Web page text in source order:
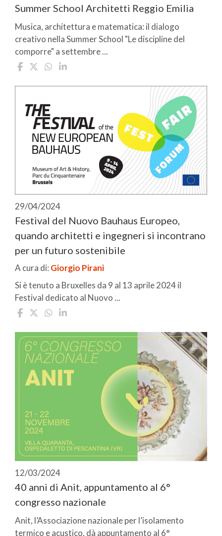
Summer School Architetti Reggio Emilia
Musica, architettura e matematica: il dialogo
creativo nella Summer School "Le discipline del
comporre" a settembre ...
29/04/2024
Festival del Nuovo Bauhaus Europeo,
quando architetti e ingegneri si incontrano
per un futuro sostenibile
A cura di: Giorgio Pirani
Si è tenuto a Bruxelles da 9 al 13 aprile 2024 il
Festival dedicato al Nuovo ...
12/03/2024
40 anni di Anit, appuntamento al 6°
congresso nazionale
Anit, l’Associazione nazionale per l’isolamento
termico e acustico, dà appuntamento al 6°